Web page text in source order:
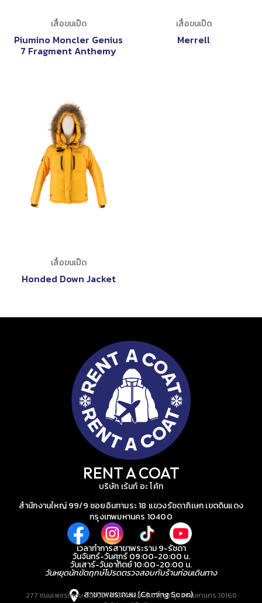
เสื้อขนเป็ด
Piumino Moncler Genius
7 Fragment Anthemy
เสื้อขนเป็ด
Merrell
เสื้อขนเป็ด
Honded Down Jacket
RENT A COAT
บริษัท เร้นท์ อะ โค้ท
สำนักงานใหญ่ 99/9 ซอยอินทามระ 18 แขวงรัชดาภิเษก เขตดินแดง
กรุงเทพมหานคร 10400
เวลาทำการสาขาพระราม 9-รัชดา
วันจันทร์-วันศุกร์ 09:00-20:00 น.
วันเสาร์-วันอาทิตย์ 10:00-20:00 น.
วันหยุดนักขัตฤกษ์โปรดตรวจสอบกับร้านก่อนเดินทาง
สาขาเพชรเกษม (Coming Soon)
277 ถนนเพชรเกษม แขวงบางหว้า เขตภาษีเจริญ กรุงเทพมหานคร 10160